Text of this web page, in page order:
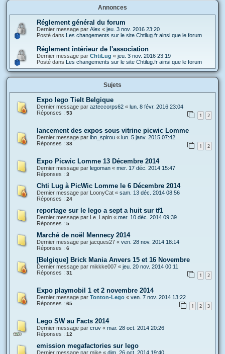
Annonces
Réglement général du forum
Dernier message par Alex « jeu. 3 nov. 2016 23:20
Posté dans Les changements sur le site Chtilug.fr ainsi que le forum
Réglement intérieur de l'association
Dernier message par ChtiLug « jeu. 3 nov. 2016 23:19
Posté dans Les changements sur le site Chtilug.fr ainsi que le forum
Sujets
Expo lego Tielt Belgique
Dernier message par azteccorps62 « lun. 8 févr. 2016 23:04
Réponses : 53 1 2
lancement des expos sous vitrine picwic Lomme
Dernier message par ibn_spirou « lun. 5 janv. 2015 07:42
Réponses : 38 1 2
Expo Picwic Lomme 13 Décembre 2014
Dernier message par legoman « mer. 17 déc. 2014 15:47
Réponses : 3
Chti Lug à PicWic Lomme le 6 Décembre 2014
Dernier message par LoonyCat « sam. 13 déc. 2014 08:56
Réponses : 24
reportage sur le lego a sept a huit sur tf1
Dernier message par Le_Lapin « mer. 10 déc. 2014 09:39
Réponses : 5
Marché de noël Mennecy 2014
Dernier message par jacques27 « ven. 28 nov. 2014 18:14
Réponses : 6
[Belgique] Brick Mania Anvers 15 et 16 Novembre
Dernier message par mikkke007 « jeu. 20 nov. 2014 00:11
Réponses : 31 1 2
Expo playmobil 1 et 2 novembre 2014
Dernier message par Tonton-Lego « ven. 7 nov. 2014 13:22
Réponses : 65 1 2 3
Lego SW au Facts 2014
Dernier message par cruv « mar. 28 oct. 2014 20:26
Réponses : 12
emission megafactories sur lego
Dernier message par mike « dim. 26 oct. 2014 19:40